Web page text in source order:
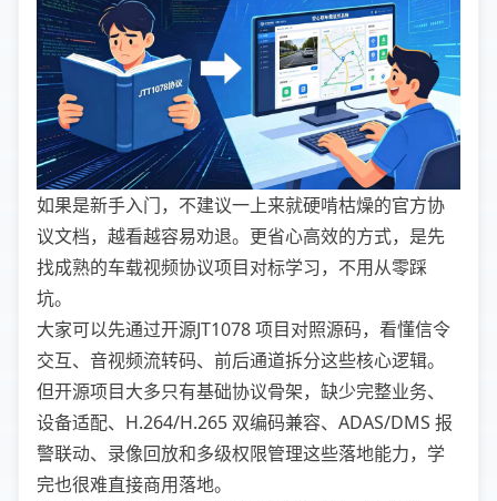
如果是新手入门，不建议一上来就硬啃枯燥的官方协
议文档，越看越容易劝退。更省心高效的方式，是先
找成熟的车载视频协议项目对标学习，不用从零踩
坑。
大家可以先通过开源JT1078 项目对照源码，看懂信令
交互、音视频流转码、前后通道拆分这些核心逻辑。
但开源项目大多只有基础协议骨架，缺少完整业务、
设备适配、H.264/H.265 双编码兼容、ADAS/DMS 报
警联动、录像回放和多级权限管理这些落地能力，学
完也很难直接商用落地。